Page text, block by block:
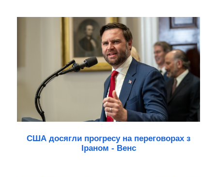
США досягли прогресу на переговорах з
Іраном - Венс